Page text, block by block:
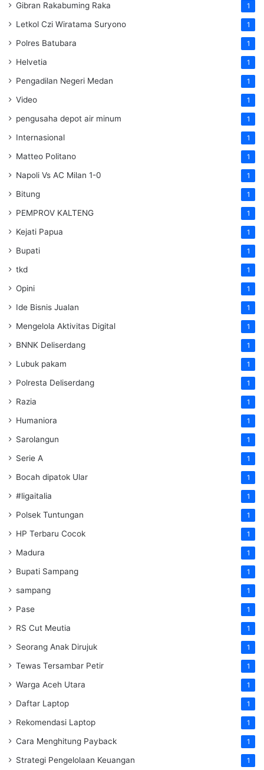
Gibran Rakabuming Raka 1
Letkol Czi Wiratama Suryono 1
Polres Batubara 1
Helvetia 1
Pengadilan Negeri Medan 1
Video 1
pengusaha depot air minum 1
Internasional 1
Matteo Politano 1
Napoli Vs AC Milan 1-0 1
Bitung 1
PEMPROV KALTENG 1
Kejati Papua 1
Bupati 1
tkd 1
Opini 1
Ide Bisnis Jualan 1
Mengelola Aktivitas Digital 1
BNNK Deliserdang 1
Lubuk pakam 1
Polresta Deliserdang 1
Razia 1
Humaniora 1
Sarolangun 1
Serie A 1
Bocah dipatok Ular 1
#ligaitalia 1
Polsek Tuntungan 1
HP Terbaru Cocok 1
Madura 1
Bupati Sampang 1
sampang 1
Pase 1
RS Cut Meutia 1
Seorang Anak Dirujuk 1
Tewas Tersambar Petir 1
Warga Aceh Utara 1
Daftar Laptop 1
Rekomendasi Laptop 1
Cara Menghitung Payback 1
Strategi Pengelolaan Keuangan 1